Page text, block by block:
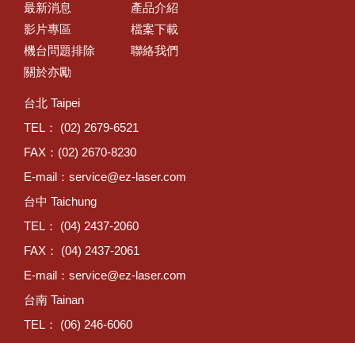
最新消息
產品介紹
影片專區
檔案下載
機台問題排除
聯絡我們
關於亦勵
台北 Taipei
TEL： (02) 2679-6521
FAX：(02) 2670-8230
E-mail： service@ez-laser.com
台中 Taichung
TEL： (04) 2437-2060
FAX： (04) 2437-2061
E-mail： service@ez-laser.com
台南 Tainan
TEL： (06) 246-6060